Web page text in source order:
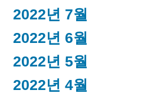
2022년 7월
2022년 6월
2022년 5월
2022년 4월